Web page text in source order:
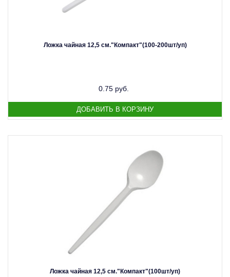
Ложка чайная 12,5 см."Компакт"(100-200шт/уп)
0.75 руб.
Ложка чайная 12,5 см."Компакт"(100шт/уп)